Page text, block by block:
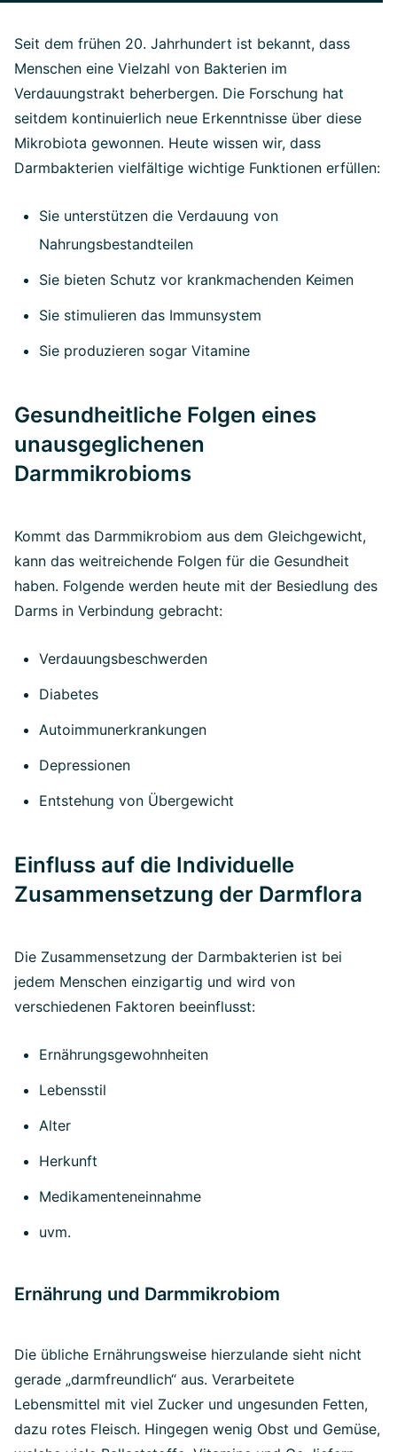
Seit dem frühen 20. Jahrhundert ist bekannt, dass
Menschen eine Vielzahl von Bakterien im
Verdauungstrakt beherbergen. Die Forschung hat
seitdem kontinuierlich neue Erkenntnisse über diese
Mikrobiota gewonnen. Heute wissen wir, dass
Darmbakterien vielfältige wichtige Funktionen erfüllen:
Sie unterstützen die Verdauung von
Nahrungsbestandteilen
Sie bieten Schutz vor krankmachenden Keimen
Sie stimulieren das Immunsystem
Sie produzieren sogar Vitamine
Gesundheitliche Folgen eines
unausgeglichenen
Darmmikrobioms
Kommt das Darmmikrobiom aus dem Gleichgewicht,
kann das weitreichende Folgen für die Gesundheit
haben. Folgende werden heute mit der Besiedlung des
Darms in Verbindung gebracht:
Verdauungsbeschwerden
Diabetes
Autoimmunerkrankungen
Depressionen
Entstehung von Übergewicht
Einfluss auf die Individuelle
Zusammensetzung der Darmflora
Die Zusammensetzung der Darmbakterien ist bei
jedem Menschen einzigartig und wird von
verschiedenen Faktoren beeinflusst:
Ernährungsgewohnheiten
Lebensstil
Alter
Herkunft
Medikamenteneinnahme
uvm.
Ernährung und Darmmikrobiom
Die übliche Ernährungsweise hierzulande sieht nicht
gerade „darmfreundlich“ aus. Verarbeitete
Lebensmittel mit viel Zucker und ungesunden Fetten,
dazu rotes Fleisch. Hingegen wenig Obst und Gemüse,